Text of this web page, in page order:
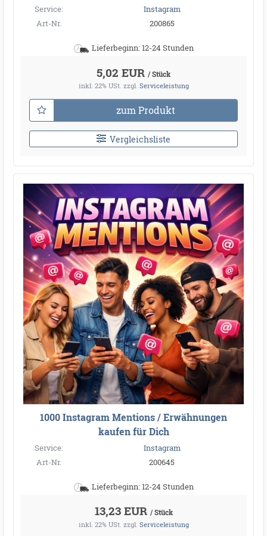
Service:
Instagram
Art-Nr.
200865
Lieferbeginn: 12-24 Stunden
5,02 EUR / Stück
inkl. 22% USt. zzgl. Serviceleistung
zum Produkt
Vergleichsliste
1000 Instagram Mentions / Erwähnungen
kaufen für Dich
Service:
Instagram
Art-Nr.
200645
Lieferbeginn: 12-24 Stunden
13,23 EUR / Stück
inkl. 22% USt. zzgl. Serviceleistung